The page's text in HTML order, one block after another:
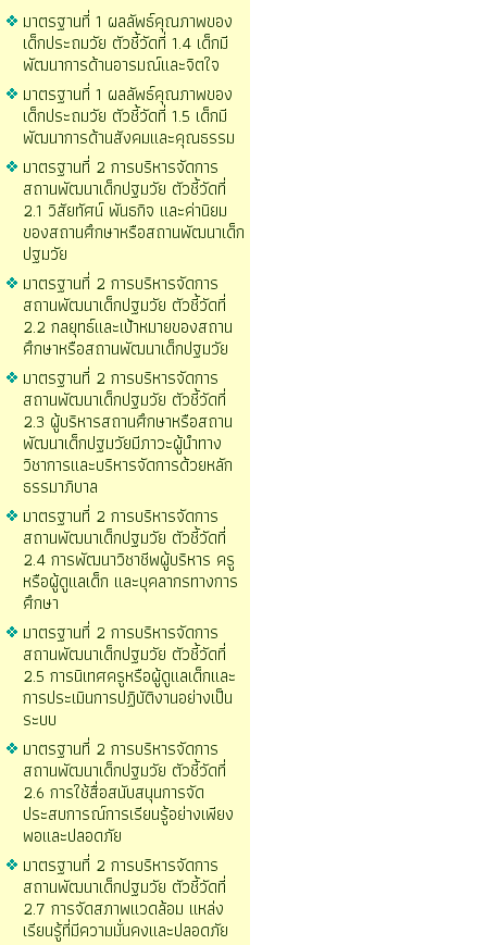
มาตรฐานที่ 1 ผลลัพธ์คุณภาพของ
เด็กประถมวัย ตัวชี้วัดที่ 1.4 เด็กมี
พัฒนาการด้านอารมณ์และจิตใจ
มาตรฐานที่ 1 ผลลัพธ์คุณภาพของ
เด็กประถมวัย ตัวชี้วัดที่ 1.5 เด็กมี
พัฒนาการด้านสังคมและคุณธรรม
มาตรฐานที่ 2 การบริหารจัดการ
สถานพัฒนาเด็กปฐมวัย ตัวชี้วัดที่
2.1 วิสัยทัศน์ พันธกิจ และค่านิยม
ของสถานศึกษาหรือสถานพัฒนาเด็ก
ปฐมวัย
มาตรฐานที่ 2 การบริหารจัดการ
สถานพัฒนาเด็กปฐมวัย ตัวชี้วัดที่
2.2 กลยุทธ์และเป้าหมายของสถาน
ศึกษาหรือสถานพัฒนาเด็กปฐมวัย
มาตรฐานที่ 2 การบริหารจัดการ
สถานพัฒนาเด็กปฐมวัย ตัวชี้วัดที่
2.3 ผู้บริหารสถานศึกษาหรือสถาน
พัฒนาเด็กปฐมวัยมีภาวะผู้นำทาง
วิชาการและบริหารจัดการด้วยหลัก
ธรรมาภิบาล
มาตรฐานที่ 2 การบริหารจัดการ
สถานพัฒนาเด็กปฐมวัย ตัวชี้วัดที่
2.4 การพัฒนาวิชาชีพผู้บริหาร ครู
หรือผู้ดูแลเด็ก และบุคลากรทางการ
ศึกษา
มาตรฐานที่ 2 การบริหารจัดการ
สถานพัฒนาเด็กปฐมวัย ตัวชี้วัดที่
2.5 การนิเทศครูหรือผู้ดูแลเด็กและ
การประเมินการปฏิบัติงานอย่างเป็น
ระบบ
มาตรฐานที่ 2 การบริหารจัดการ
สถานพัฒนาเด็กปฐมวัย ตัวชี้วัดที่
2.6 การใช้สื่อสนับสนุนการจัด
ประสบการณ์การเรียนรู้อย่างเพียง
พอและปลอดภัย
มาตรฐานที่ 2 การบริหารจัดการ
สถานพัฒนาเด็กปฐมวัย ตัวชี้วัดที่
2.7 การจัดสภาพแวดล้อม แหล่ง
เรียนรู้ที่มีความมั่นคงและปลอดภัย